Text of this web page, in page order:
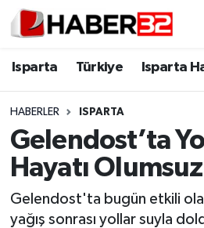
Isparta Türkiye Isparta
HABERLER ISPARTA
Gelendost’ta
Hayatı
Gelendost'ta bugün etkili
yağış sonrası yollar suyla
Isparta
Esnaf Diyor ki;
ASAYİŞ
BİLİM VE TEKNOLOJİ
Isparta Nöbetçi Eczaneler
Isparta Trafik Yoğunluk
Süper Lig Puan Durumu
Tüm Manşetler